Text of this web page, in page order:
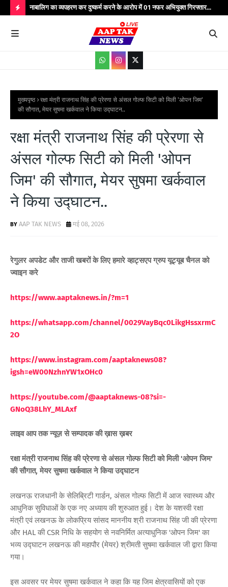
O
S
नाबालिग का व्यपहरण कर दुष्कर्म करने के आरोप में 01 नफर अभियुक्त गिरफ्तार...
मुख्यपृष्ठ
रक्षा मंत्री राजनाथ सिंह की प्रेरणा से अंसल गोल्फ सिटी को मिली 'ओपन जिम'
की सौगात, मेयर सुषमा खर्कवाल ने किया उद्घाटन..
रक्षा मंत्री राजनाथ सिंह की प्रेरणा से
अंसल गोल्फ सिटी को मिली 'ओपन
जिम' की सौगात, मेयर सुषमा खर्कवाल
ने किया उद्घाटन..
AAP TAK NEWS मई 08, 2026
रेगुलर अपडेट और ताजी खबरों के लिए हमारे व्हाट्सएप ग्रुप यूट्यूब चैनल को
ज्वाइन करे
https://www.aaptaknews.in/?m=1
https://whatsapp.com/channel/0029VayBqc0LikgHssxrmC
2O
https://www.instagram.com/aaptaknews08?
igsh=eW00NzhnYW1xOHc0
https://youtube.com/@aaptaknews-08?si=-
GNoQ38LhY_MLAxf
लाइव आप तक न्यूज़ से सम्पादक की ख़ास ख़बर
रक्षा मंत्री राजनाथ सिंह की प्रेरणा से अंसल गोल्फ सिटी को मिली 'ओपन जिम'
की सौगात, मेयर सुषमा खर्कवाल ने किया उद्घाटन
​लखनऊ राजधानी के सेलिब्रिटी गार्डन, अंसल गोल्फ सिटी में आज स्वास्थ्य और
आधुनिक सुविधाओं के एक नए अध्याय की शुरुआत हुई। देश के यशस्वी रक्षा
मंत्री एवं लखनऊ के लोकप्रिय सांसद माननीय श्री राजनाथ सिंह जी की प्रेरणा
और HAL की CSR निधि के सहयोग से नवनिर्मित अत्याधुनिक 'ओपन जिम' का
भव्य उद्घाटन लखनऊ की महापौर (मेयर) श्रीमती सुषमा खर्कवाल जी द्वारा किया
गया।
​इस अवसर पर मेयर सुषमा खर्कवाल ने कहा कि यह जिम क्षेत्रवासियों को एक